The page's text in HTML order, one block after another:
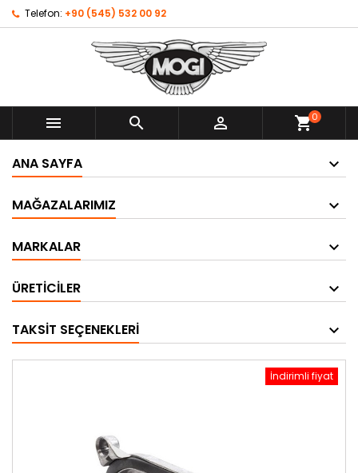
Telefon: +90 (545) 532 00 92
   shopping_cart0
ANA SAYFA
MAĞAZALARIMIZ
MARKALAR
ÜRETICILER
TAKSIT SEÇENEKLERI
İndirimli fiyat